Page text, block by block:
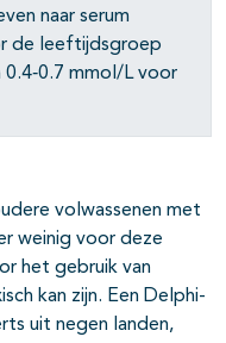
naar serum
de leeftijdsgroep
0.4‐0.7 mmol/L voor
volwassenen met
weinig voor deze
het gebruik van
kan zijn. Een Delphi-
uit negen landen,